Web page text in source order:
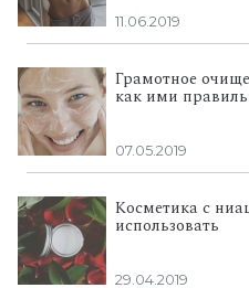
11.06.2019
Грамотное
как ими
07.05.2019
Косметика с
использовать
29.04.2019